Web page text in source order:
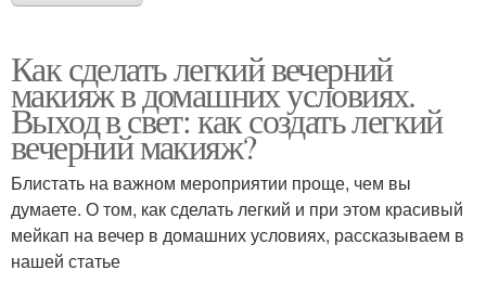
Как сделать легкий вечерний
макияж в домашних условиях.
Выход в свет: как создать легкий
вечерний макияж?
Блистать на важном мероприятии проще, чем вы
думаете. О том, как сделать легкий и при этом красивый
мейкап на вечер в домашних условиях, рассказываем в
нашей статье